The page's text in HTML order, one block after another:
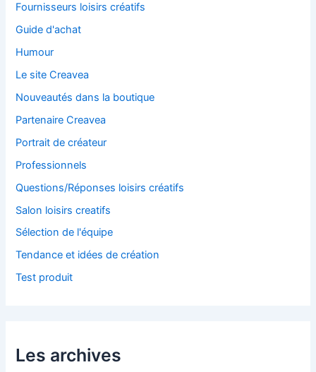
Fournisseurs loisirs créatifs
Guide d'achat
Humour
Le site Creavea
Nouveautés dans la boutique
Partenaire Creavea
Portrait de créateur
Professionnels
Questions/Réponses loisirs créatifs
Salon loisirs creatifs
Sélection de l'équipe
Tendance et idées de création
Test produit
Les archives